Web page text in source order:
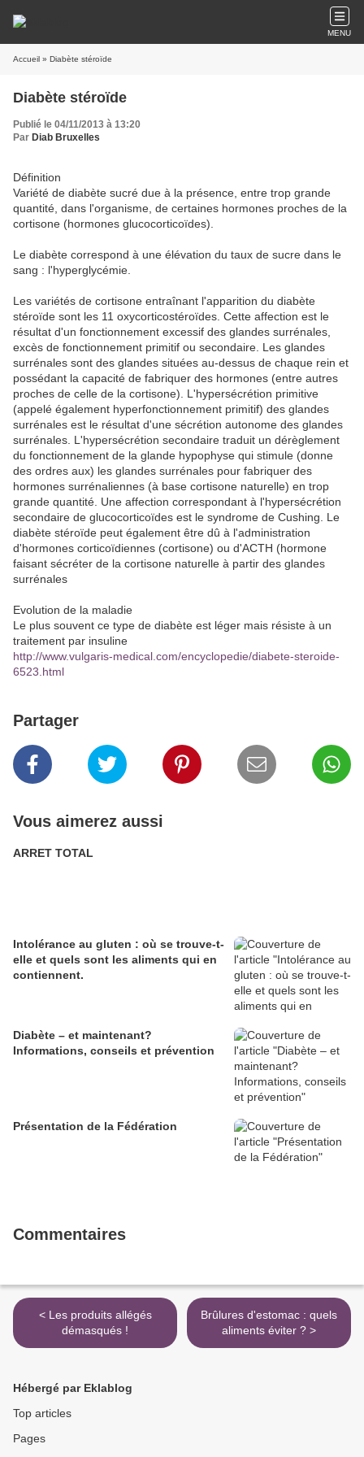
MENU
Accueil » Diabète stéroïde
Diabète stéroïde
Publié le 04/11/2013 à 13:20
Par Diab Bruxelles
Définition
Variété de diabète sucré due à la présence, entre trop grande
quantité, dans l'organisme, de certaines hormones proches de la
cortisone (hormones glucocorticoïdes).
Le diabète correspond à une élévation du taux de sucre dans le
sang : l'hyperglycémie.
Les variétés de cortisone entraînant l'apparition du diabète
stéroïde sont les 11 oxycorticostéroïdes. Cette affection est le
résultat d'un fonctionnement excessif des glandes surrénales,
excès de fonctionnement primitif ou secondaire. Les glandes
surrénales sont des glandes situées au-dessus de chaque rein et
possédant la capacité de fabriquer des hormones (entre autres
proches de celle de la cortisone). L'hypersécrétion primitive
(appelé également hyperfonctionnement primitif) des glandes
surrénales est le résultat d'une sécrétion autonome des glandes
surrénales. L'hypersécrétion secondaire traduit un dérèglement
du fonctionnement de la glande hypophyse qui stimule (donne
des ordres aux) les glandes surrénales pour fabriquer des
hormones surrénaliennes (à base cortisone naturelle) en trop
grande quantité. Une affection correspondant à l'hypersécrétion
secondaire de glucocorticoïdes est le syndrome de Cushing. Le
diabète stéroïde peut également être dû à l'administration
d'hormones corticoïdiennes (cortisone) ou d'ACTH (hormone
faisant sécréter de la cortisone naturelle à partir des glandes
surrénales
Evolution de la maladie
Le plus souvent ce type de diabète est léger mais résiste à un
traitement par insuline
http://www.vulgaris-medical.com/encyclopedie/diabete-steroide-
6523.html
Partager
Vous aimerez aussi
ARRET TOTAL
Intolérance au gluten : où se trouve-t-
elle et quels sont les aliments qui en
contiennent.
Diabète – et maintenant?
Informations, conseils et prévention
Présentation de la Fédération
Commentaires
< Les produits allégés
démasqués !
Brûlures d'estomac : quels
aliments éviter ? >
Hébergé par Eklablog
Top articles
Pages